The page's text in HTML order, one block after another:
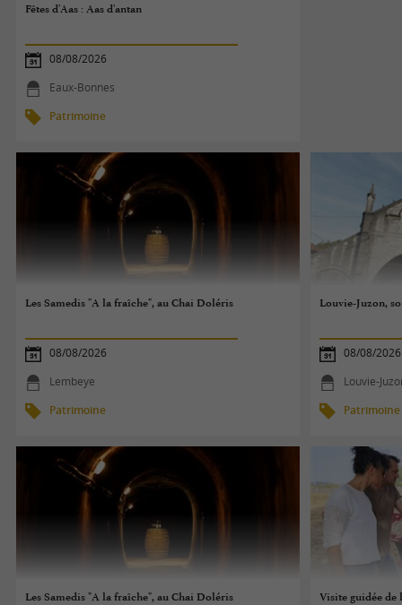
Fêtes d'Aas : Aas d'antan
08/08/2026
Eaux-Bonnes
Patrimoine
Les Samedis "A la fraîche", au Chai Doléris
08/08/2026
Lembeye
Patrimoine
Louvie-Juzon,
08/08/2026
Louvie-
Patrimoine
Les Samedis "A la fraîche", au Chai Doléris Visite guidée